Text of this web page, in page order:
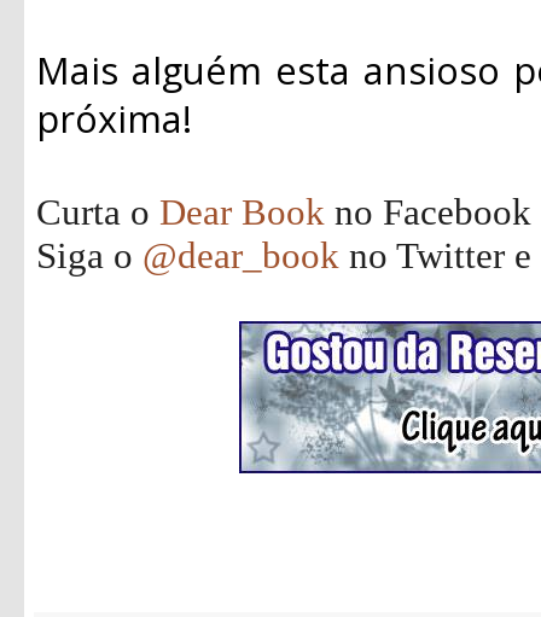
Mais alguém esta ansioso
próxima!
Curta o Dear Book no Facebook
Siga o @dear_book no Twitter